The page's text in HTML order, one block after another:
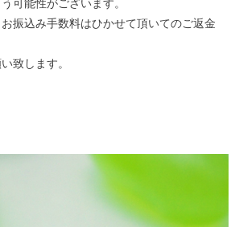
可能性がございます。
振込み手数料はひかせて頂いてのご返金
致します。